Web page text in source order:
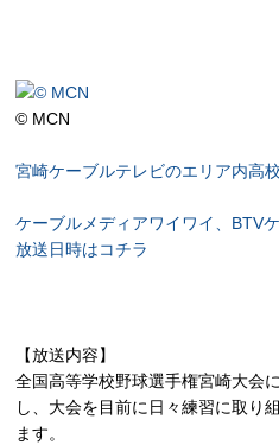
© MCN
宮崎ケーブルテレビのエリア内高
ケーブルメディアワイワイ、BTV
放送日時はコチラ
【放送内容】
全国高等学校野球選手権宮崎大会
し、大会を目前に日々練習に取り
ます。